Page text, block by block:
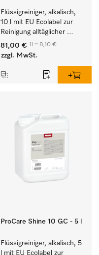
Flüssigreiniger, alkalisch,
10 l mit EU Ecolabel zur
Reinigung alltäglicher
Anschmutzungen von
Geschirr, Besteck und
81,00 € 1l = 8,10 €
zzgl. MwSt.
ProCare Shine 10 GC - 5 l
Flüssigreiniger, alkalisch, 5
l mit EU Ecolabel zur